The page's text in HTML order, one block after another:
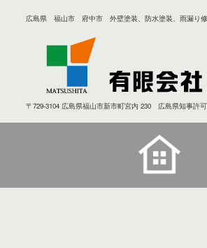
広島県 福山市 府中市 外壁塗装、防水塗装、雨漏り修
〒729-3104 広島県福山市新市町宮内 230 広島県知事許